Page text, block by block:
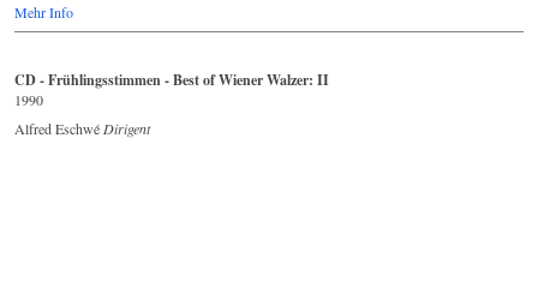
Mehr Info
CD - Frühlingsstimmen - Best of Wiener Walzer: II
1990
Alfred Eschwé Dirigent